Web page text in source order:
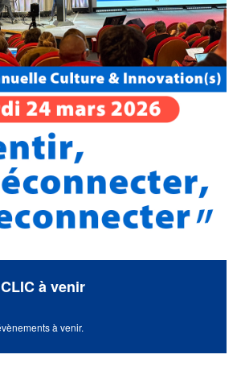
à venir
à venir.